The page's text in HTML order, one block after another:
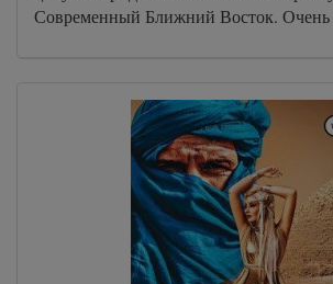
Современный Ближний Восток. Очень